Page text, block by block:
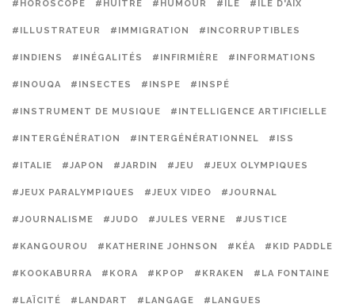
#HOROSCOPE #HUITRE #HUMOUR #ILE #ILE D'AIX
#ILLUSTRATEUR #IMMIGRATION #INCORRUPTIBLES
#INDIENS #INÉGALITÉS #INFIRMIÈRE #INFORMATIONS
#INOUQA #INSECTES #INSPE #INSPÉ
#INSTRUMENT DE MUSIQUE #INTELLIGENCE ARTIFICIELLE
#INTERGÉNÉRATION #INTERGÉNÉRATIONNEL #ISS
#ITALIE #JAPON #JARDIN #JEU #JEUX OLYMPIQUES
#JEUX PARALYMPIQUES #JEUX VIDEO #JOURNAL
#JOURNALISME #JUDO #JULES VERNE #JUSTICE
#KANGOUROU #KATHERINE JOHNSON #KÉA #KID PADDLE
#KOOKABURRA #KORA #KPOP #KRAKEN #LA FONTAINE
#LAÏCITÉ #LANDART #LANGAGE #LANGUES